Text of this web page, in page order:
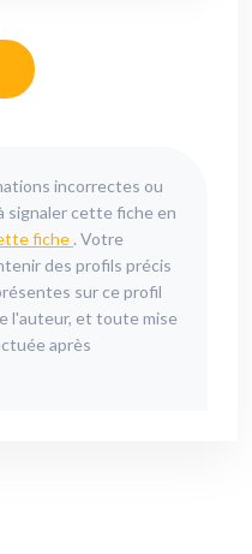
incorrectes ou
signaler cette fiche en
fiche . Votre
des profils précis
sur ce profil
l'auteur, et toute mise
après